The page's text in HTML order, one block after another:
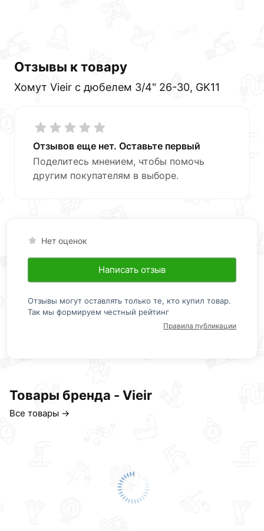
купленного товарa в течение 30 дней (наличие чека
Отзывы к товару
Хомут Vieir с дюбелем 3/4" 26-30, GK11
Отзывов еще нет. Оставьте первый
Поделитесь мнением, чтобы помочь
другим покупателям в выборе.
Нет оценок
Написать отзыв
Отзывы могут оставлять только те, кто купил товар.
Так мы формируем честный рейтинг
Правила публикации
Товары бренда - Vieir
Все товары →